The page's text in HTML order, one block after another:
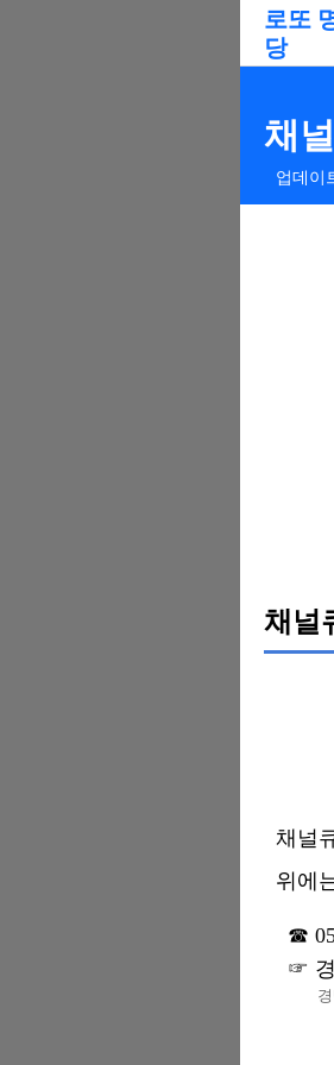
로또
당
채
업데이
채널
채널
위에